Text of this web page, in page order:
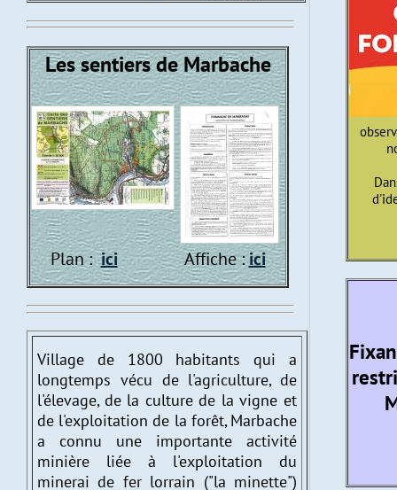
Les sentiers de Marbache
Plan :ici Affiche :ici
Village de 1800 habitants qui a
longtemps vécu de l'agriculture, de
l'élevage, de la culture de la vigne et
de l'exploitation de la forêt, Marbache
a connu une importante activité
minière liée à l'exploitation du
minerai de fer lorrain ("la minette")